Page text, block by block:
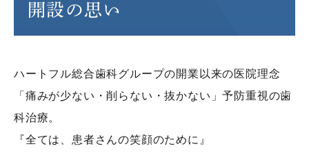
開設の思い
ハートフル総合歯科グループの開業以来の医院理念
「痛みが少ない・削らない・抜かない」予防重視の歯
科治療。
『全ては、患者さんの笑顔のために』